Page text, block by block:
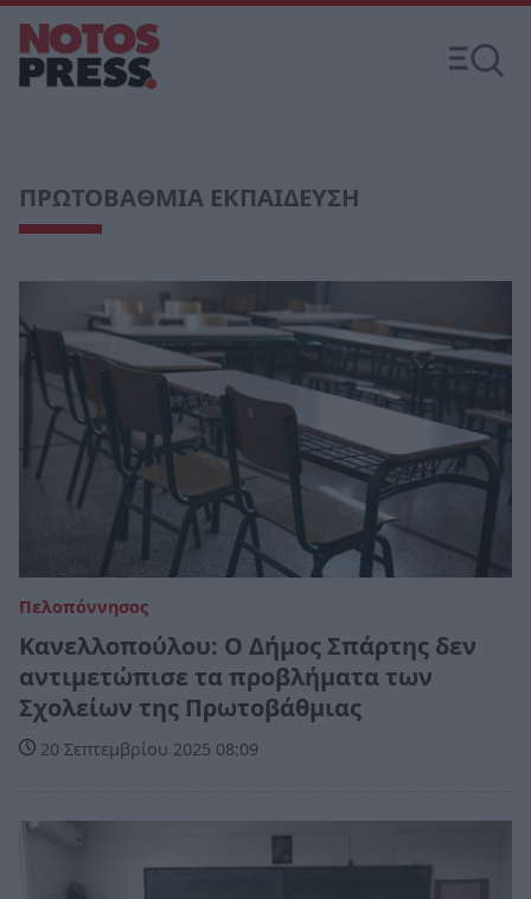
ΠΡΩΤΟΒΑΘΜΙΑ ΕΚΠΑΙΔΕΥΣΗ
Πελοπόννησος
Κανελλοπούλου: Ο Δήμος Σπάρτης δεν
αντιμετώπισε τα προβλήματα των
Σχολείων της Πρωτοβάθμιας
20 Σεπτεμβρίου 2025 08:09